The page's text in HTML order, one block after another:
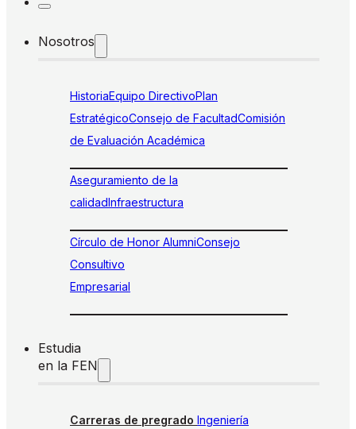
Nosotros
HistoriaEquipo DirectivoPlan
EstratégicoConsejo de FacultadComisión
de Evaluación Académica
Aseguramiento de la
calidadInfraestructura
Círculo de Honor AlumniConsejo
Consultivo
Empresarial
Estudia
en la FEN
Carreras de pregrado Ingeniería